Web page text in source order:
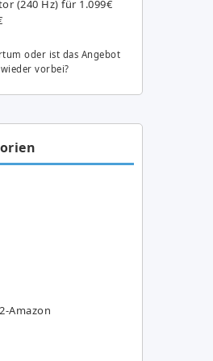
(240 Hz) für 1.099€
oder ist das Angebot
vorbei?
Amazon